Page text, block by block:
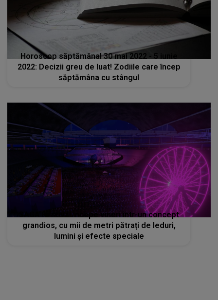
Horoscop săptămânal 30 mai 2022 - 5 iunie
2022: Decizii greu de luat! Zodiile care încep
săptămâna cu stângul
SAGA Festival începe vineri într-un concept
grandios, cu mii de metri pătrați de leduri,
lumini și efecte speciale